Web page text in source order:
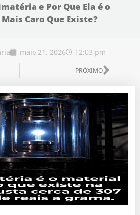
e Por Que Ela é o
Caro Que Existe?
maio 21, 2026 12:03 pm
PRÓXIMO